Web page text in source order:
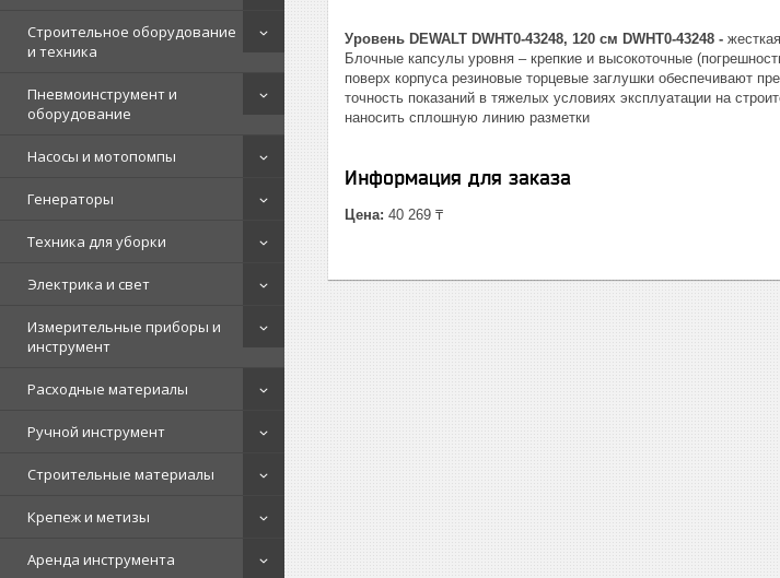
Строительное оборудование
и техника
Пневмоинструмент и
оборудование
Насосы и мотопомпы
Генераторы
Техника для уборки
Электрика и свет
Измерительные приборы и
инструмент
Расходные материалы
Ручной инструмент
Строительные материалы
Крепеж и метизы
Аренда инструмента
Уровень DEWALT DWHT0-43248, 120 см DWHT0-43248 -
Блочные капсулы уровня – крепкие и высокоточные
поверх корпуса резиновые торцевые заглушки обеспечивают
точность показаний в тяжелых условиях эксплуатации на
наносить сплошную линию разметки
Информация для заказа
Цена: 40 269 ₸